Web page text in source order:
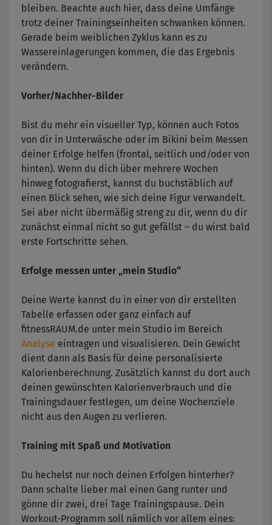
bleiben. Beachte auch hier, dass deine Umfänge
trotz deiner Trainingseinheiten schwanken können.
Gerade beim weiblichen Zyklus kann es zu
Wassereinlagerungen kommen, die das Ergebnis
verändern.
Vorher/Nachher-Bilder
Bist du mehr ein visueller Typ, können auch Fotos
von dir in Unterwäsche oder im Bikini beim Messen
deiner Erfolge helfen (frontal, seitlich und/oder von
hinten). Wenn du dich über mehrere Wochen
hinweg fotografierst, kannst du buchstäblich auf
einen Blick sehen, wie sich deine Figur verwandelt.
Sei aber nicht übermäßig streng zu dir, wenn du dir
zunächst einmal nicht so gut gefällst – du wirst bald
erste Fortschritte sehen.
Erfolge messen unter „mein Studio“
Deine Werte kannst du in einer von dir erstellten
Tabelle erfassen oder ganz einfach auf
fitnessRAUM.de unter mein Studio im Bereich
Analyse eintragen und visualisieren. Dein Gewicht
dient dann als Basis für deine personalisierte
Kalorienberechnung. Zusätzlich kannst du dort auch
deinen gewünschten Kalorienverbrauch und die
Trainingsdauer festlegen, um deine Wochenziele
nicht aus den Augen zu verlieren.
Training mit Spaß und Motivation
Du hechelst nur noch deinen Erfolgen hinterher?
Dann schalte lieber mal einen Gang runter und
gönne dir zwei, drei Tage Trainingspause. Dein
Workout-Programm soll nämlich vor allem eines: